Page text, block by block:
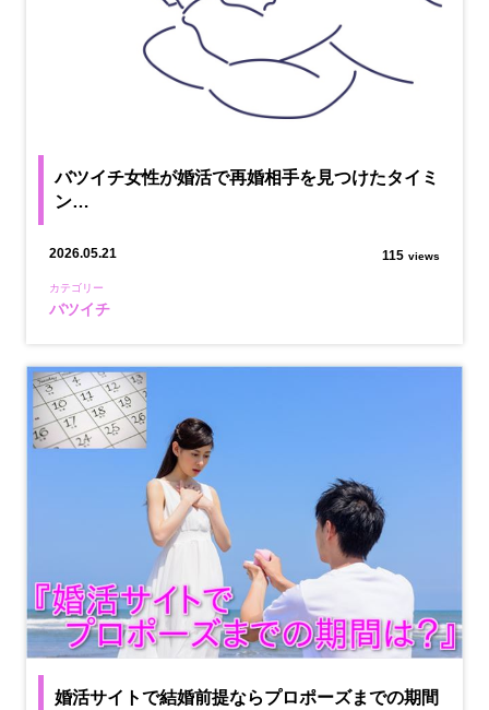
バツイチ女性が婚活で再婚相手を見つけたタイミ
ン…
2026.05.21 115 views
カテゴリー
バツイチ
婚活サイトで結婚前提ならプロポーズまでの期間